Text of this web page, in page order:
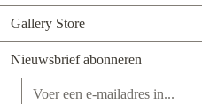
Gallery Store
Nieuwsbrief abonneren
E-mailadres*